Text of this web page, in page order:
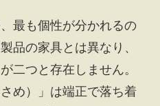
最も個性が分かれるの
品の家具とは異なり、
二つと存在しません。
め）」は端正で落ち着